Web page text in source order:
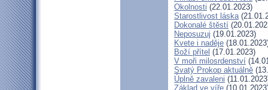
Okolnosti (22.01.2023)
Starostlivost láska
Dokonalé štěstí
Neposuzuj (19.01.2023)
Kvete i naděje
Boží přítel (17.01.2023)
V moři milosrdenství
Svatý Prokop aktuálně
Úplně zavaleni
Základ ve víře